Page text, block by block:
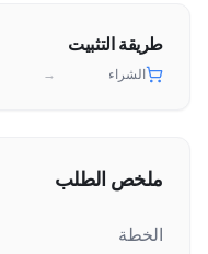
طريقة التثبيت
الشراء →
ملخص الطلب
الخطة